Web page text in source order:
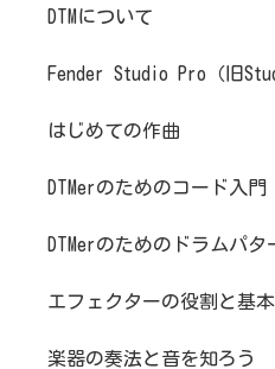
DTMについて
Fender Studio Pro（旧
はじめての作曲
DTMerのためのコード入門
DTMerのためのドラムパタ
エフェクターの役割と基
楽器の奏法と音を知ろう